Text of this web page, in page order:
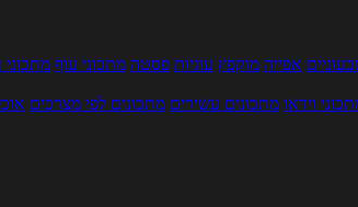
אפייה מוקפץ עוגיות פסטה מתכוני עוף
וידאו מתכונים עשירים מתכונים לפי מצרכים